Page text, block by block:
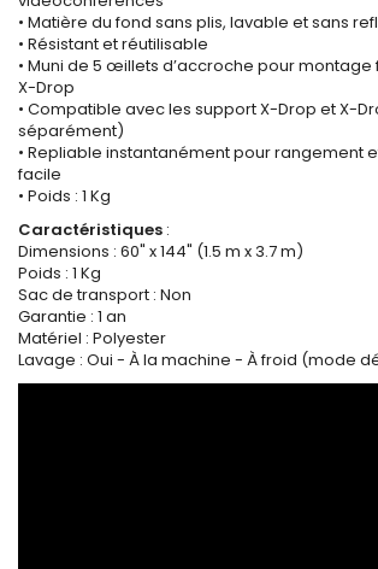
• Matière du fond sans plis, lavable et sans
• Résistant et réutilisable
• Muni de 5 œillets d’accroche pour
X-Drop
• Compatible avec les support X-Drop et X-
séparément)
• Repliable instantanément pour rangement
facile
• Poids : 1 Kg
Caractéristiques :
Dimensions : 60" x 144" (1.5 m x 3.7 m)
Poids : 1 Kg
Sac de transport : Non
Garantie : 1 an
Matériel : Polyester
Lavage : Oui - À la machine - À froid (mode